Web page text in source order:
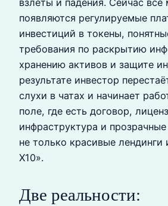
появляются регулируемые
инвестиций в токены,
требования по раскрытию
хранению активов и защите
результате инвестор
слухи в чатах и начинает
поле, где есть договор,
инфраструктура и прозрачные
не только красивые лендинги
X10».
Две реальности: